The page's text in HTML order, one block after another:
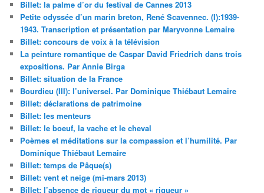
Billet: la palme d’or du festival de Cannes 2013
Petite odyssée d’un marin breton, René Scavennec. (I):1939-
1943. Transcription et présentation par Maryvonne Lemaire
Billet: concours de voix à la télévision
La peinture romantique de Caspar David Friedrich dans trois
expositions. Par Annie Birga
Billet: situation de la France
Bourdieu (III): l’universel. Par Dominique Thiébaut Lemaire
Billet: déclarations de patrimoine
Billet: les menteurs
Billet: le boeuf, la vache et le cheval
Poèmes et méditations sur la compassion et l’humilité. Par
Dominique Thiébaut Lemaire
Billet: temps de Pâque(s)
Billet: vent et neige (mi-mars 2013)
Billet: l’absence de rigueur du mot « rigueur »